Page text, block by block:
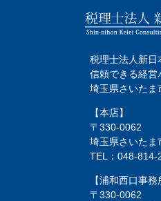
税理士法人新日
信頼できる経営
埼玉県さいたま
【本店】
〒330-0062
埼玉県さいたま
TEL：048-814-
【浦和西口事
〒330-0062